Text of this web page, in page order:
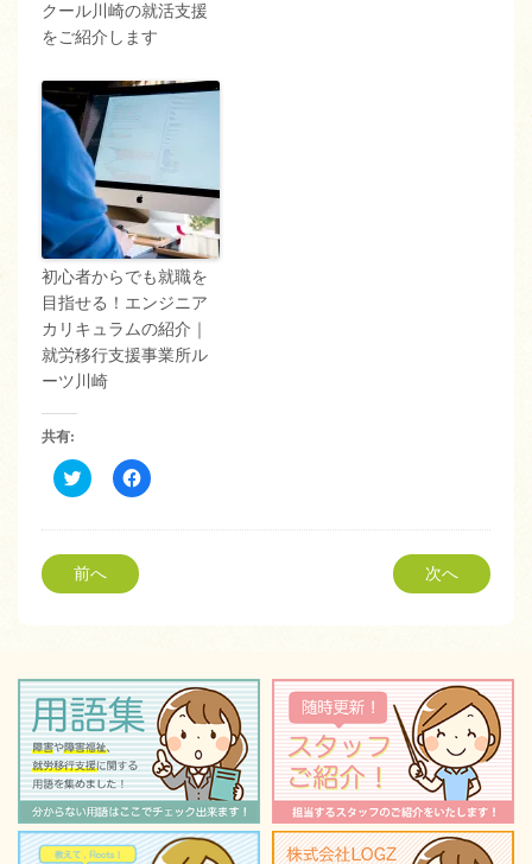
クール川崎の就活支援
をご紹介します
初心者からでも就職を
目指せる！エンジニア
カリキュラムの紹介｜
就労移行支援事業所ル
ーツ川崎
共有:
ク
リ
し
て
Twitter
で
共
ウ
ィ
ン
ド
ウ
で
開
き
ま
す)
Facebook
で
す
て
く
だ
さ
い
(新
し
い
ウ
ィ
ン
ド
前へ 次へ